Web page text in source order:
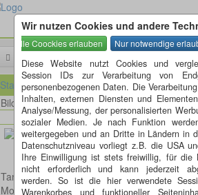
Wir nutzen Cookies und andere
Diese Website nutzt Cookies und
Session IDs zur Verarbeitung von
personenbezogenen Daten. Die
Inhalten, externen Diensten und
Analyse/Messung, der personalisierten
sozialer Medien. Je nach Funktion
weitergegeben und an Dritte in Ländern in
Datenschutzniveau vorliegt z.B. die USA
Ihre Einwilligung ist stets freiwillig, für die
nicht erforderlich und kann jederzeit
werden. So ist die hier verwendete
Warenkorbes und funktioneller
Startseite
Bild 37 von 52Bilder
Tannenmeise
Model: Canon EOS 6D